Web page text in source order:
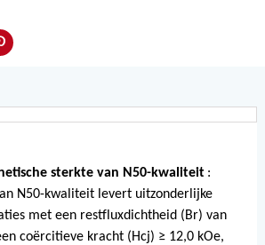
sterkte van N50-kwaliteit :
N50-kwaliteit levert uitzonderlijke
met een restfluxdichtheid (Br) van
coërcitieve kracht (Hcj) ≥ 12,0 kOe,